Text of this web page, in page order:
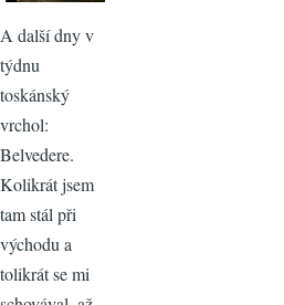
A další dny v
týdnu
toskánský
vrchol:
Belvedere.
Kolikrát jsem
tam stál při
východu a
tolikrát se mi